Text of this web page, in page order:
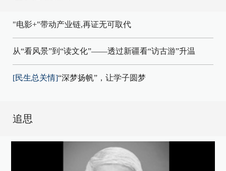
"电影+"带动产业链,再证无可取代
从“看风景”到“读文化”——透过新疆看“访古游”升温
[民生总关情]“深梦扬帆”，让学子圆梦
追思